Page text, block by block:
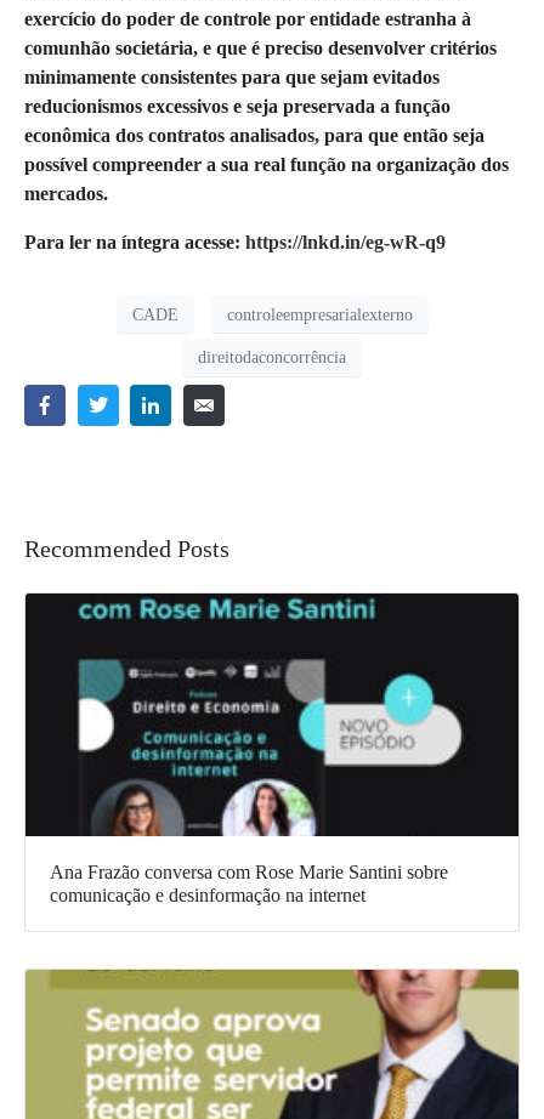
exercício do poder de controle por entidade estranha à
comunhão societária, e que é preciso desenvolver critérios
minimamente consistentes para que sejam evitados
reducionismos excessivos e seja preservada a função
econômica dos contratos analisados, para que então seja
possível compreender a sua real função na organização dos
mercados.
Para ler na íntegra acesse: https://lnkd.in/eg-wR-q9
CADE controleempresarialexterno
direitodaconcorrência
Recommended Posts
Ana Frazão conversa com Rose Marie Santini sobre
comunicação e desinformação na internet